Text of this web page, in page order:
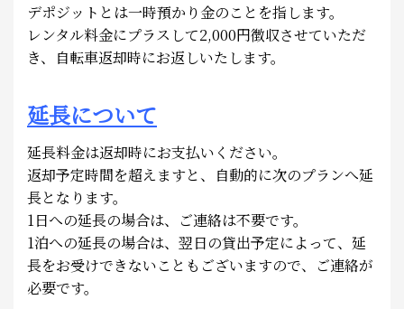
デポジットとは一時預かり金のことを指します。
レンタル料金にプラスして2,000円徴収させていただ
き、自転車返却時にお返しいたします。
延長について
延長料金は返却時にお支払いください。
返却予定時間を超えますと、自動的に次のプランへ延
長となります。
1日への延長の場合は、ご連絡は不要です。
1泊への延長の場合は、翌日の貸出予定によって、延
長をお受けできないこともございますので、ご連絡が
必要です。